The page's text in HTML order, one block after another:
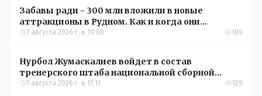
Забавы ради - 300 млн вложили в новые
аттракционы в Рудном. Как и когда они
окупятся?
7 августа 2026 г. в 19:00 109
Нурбол Жумаскалиев войдет в состав
тренерского штаба национальной сборной
Казахстана по футболу
7 августа 2026 г. в 17:11 129